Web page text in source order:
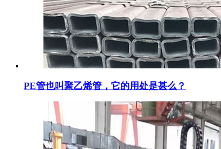
PE管也叫聚乙烯管，它的用处是甚么？